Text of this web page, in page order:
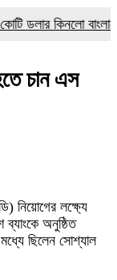
কিনলো বাংলাদেশ
চান এস
নিয়োগের লক্ষ্যে
ব্যাংকে অনুষ্ঠিত
ছিলেন সোশ্যাল